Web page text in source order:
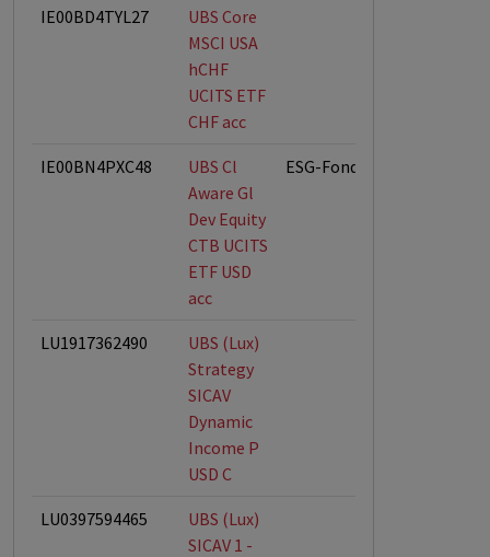
IE00BD4TYL27
UBS Core
MSCI USA
hCHF
UCITS ETF
CHF acc
IE00BN4PXC48
UBS Cl
Aware Gl
Dev Equity
CTB UCITS
ETF USD
acc
ESG-Fonds
LU1917362490
UBS (Lux)
Strategy
SICAV
Dynamic
Income P
USD C
LU0397594465
UBS (Lux)
SICAV 1 -